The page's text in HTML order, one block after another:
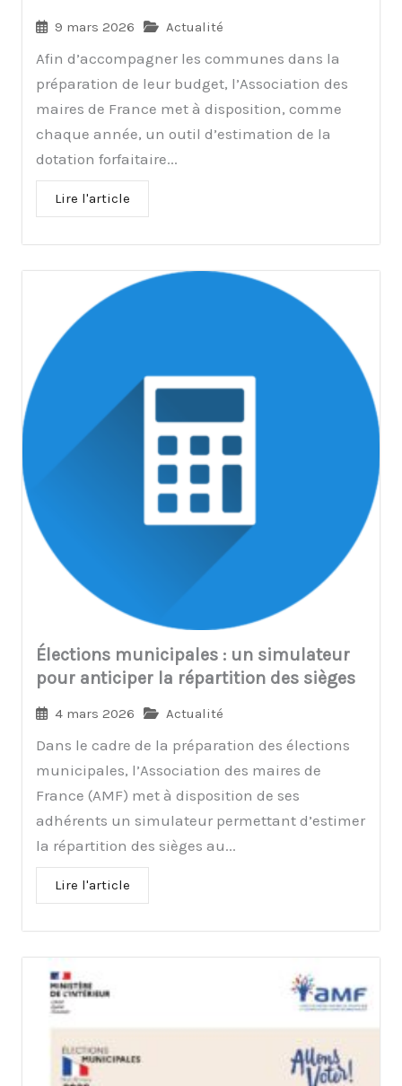
9 mars 2026 Actualité
Afin d’accompagner les communes dans la
préparation de leur budget, l’Association des
maires de France met à disposition, comme
chaque année, un outil d’estimation de la
dotation forfaitaire...
Lire l'article
Élections municipales : un simulateur
pour anticiper la répartition des sièges
4 mars 2026 Actualité
Dans le cadre de la préparation des élections
municipales, l’Association des maires de
France (AMF) met à disposition de ses
adhérents un simulateur permettant d’estimer
la répartition des sièges au...
Lire l'article